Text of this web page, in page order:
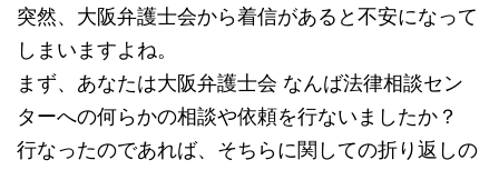
突然、大阪弁護士会から着信があると不安になって
しまいますよね。
まず、あなたは大阪弁護士会 なんば法律相談セン
ターへの何らかの相談や依頼を行ないましたか？
行なったのであれば、そちらに関しての折り返しの